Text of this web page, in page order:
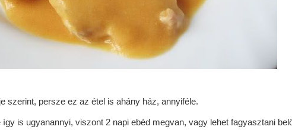
szerint, persze ez az étel is ahány ház, annyiféle.
is ugyanannyi, viszont 2 napi ebéd megvan, vagy lehet fagyasztani